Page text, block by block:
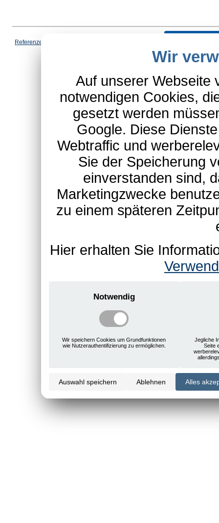
Referenzen
*Schulte-Hauptkatalog,
Wir
Auf unserer Webseite
notwendigen Cookies,
gesetzt werden
Google. Diese
Webtraffic und
Sie der Speicherung
einverstanden sind,
Marketingzwecke
zu einem späteren
Hier erhalten Sie
Notwendig
Wir speichern Cookies um Grundfunktionen
wie Nutzerauthentifizierung zu ermöglichen.
Jegliche
Seite
Auswahl speichern Ablehnen Alles